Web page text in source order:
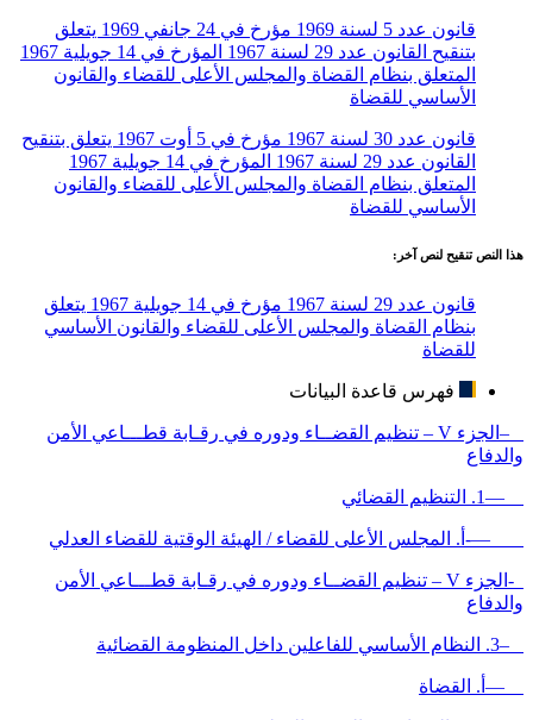
قانون عدد 5 لسنة 1969 مؤرخ في 24 جانفي 1969 يتعلق
بتنقيح القانون عدد 29 لسنة 1967 المؤرخ في 14 جويلية 1967
المتعلق بنظام القضاة والمجلس الأعلى للقضاء والقانون
الأساسي للقضاة
قانون عدد 30 لسنة 1967 مؤرخ في 5 أوت 1967 يتعلق بتنقيح
القانون عدد 29 لسنة 1967 المؤرخ في 14 جويلية 1967
المتعلق بنظام القضاة والمجلس الأعلى للقضاء والقانون
الأساسي للقضاة
هذا النص تنقيح لنص آخر:
قانون عدد 29 لسنة 1967 مؤرخ في 14 جويلية 1967 يتعلق
بنظام القضاة والمجلس الأعلى للقضاء والقانون الأساسي
للقضاة
فهرس قاعدة البيانات
–الجزء V – تنظيم القضــاء ودوره في رقـابة قطـــاعي الأمن
والدفاع
—1. التنظيم القضائي
—-أ. المجلس الأعلى للقضاء / الهيئة الوقتية للقضاء العدلي
-الجزء V – تنظيم القضــاء ودوره في رقـابة قطـــاعي الأمن
والدفاع
–3. النظام الأساسي للفاعلين داخل المنظومة القضائية
—أ. القضاة